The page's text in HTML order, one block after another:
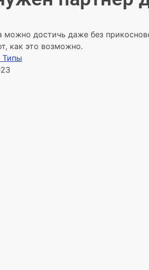
можно достичь даже без
как это возможно.
Типы